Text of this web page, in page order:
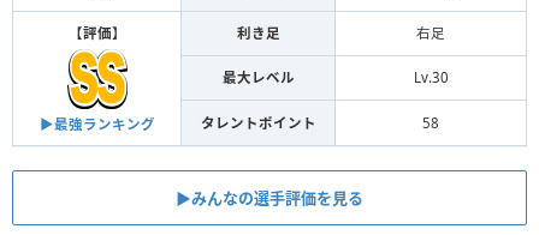
【評価】
▶︎最強ランキング
利き足 右足
最大レベル Lv.30
タレントポイント 58
▶︎みんなの選手評価を見る